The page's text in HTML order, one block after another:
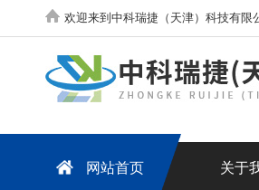
欢迎来到中科瑞捷（天津）科技有限
网站首页 关于